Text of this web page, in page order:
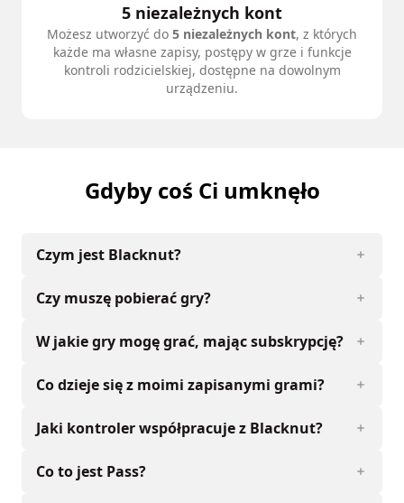
5 niezależnych kont
Możesz utworzyć do 5 niezależnych kont, z których
każde ma własne zapisy, postępy w grze i funkcje
kontroli rodzicielskiej, dostępne na dowolnym
urządzeniu.
Gdyby coś Ci umknęło
Czym jest Blacknut?
Czy muszę pobierać gry?
W jakie gry mogę grać, mając subskrypcję?
Co dzieje się z moimi zapisanymi grami?
Jaki kontroler współpracuje z Blacknut?
Co to jest Pass?